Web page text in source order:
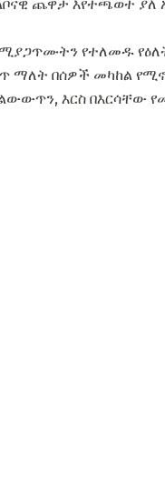
ጨዋታ እየተጫወተ ያለ
የተለመዱ
ማለት በሰዎች መካከል
እርስ በእርሳቸው